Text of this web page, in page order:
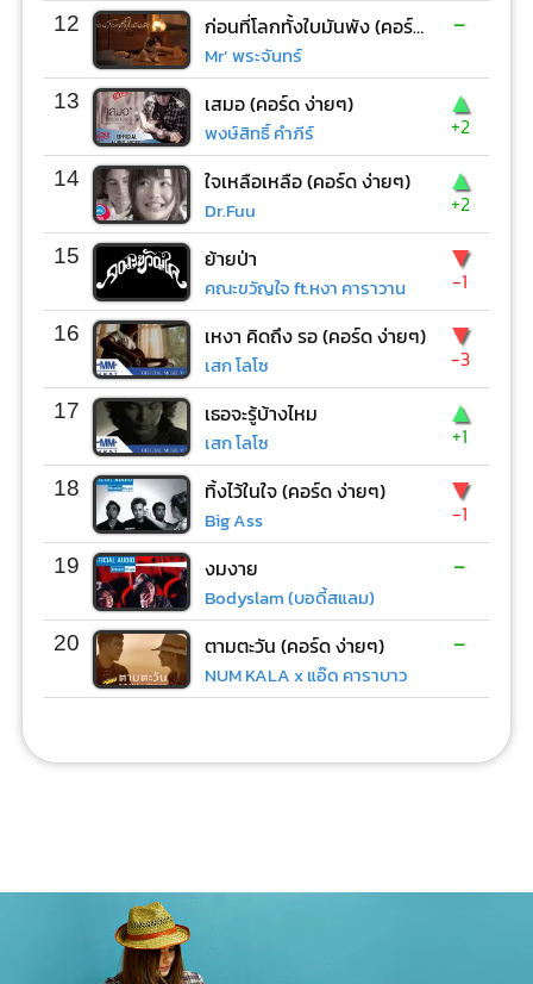
12 ก่อนที่โลกทั้งใบมันพัง (คอร์ด ง่ายๆ)
Mr’ พระจันทร์
-
13 เสมอ (คอร์ด ง่ายๆ)
พงษ์สิทธิ์ คำภีร์
▲
+2
14 ใจเหลือเหลือ (คอร์ด ง่ายๆ)
Dr.Fuu
▲
+2
15 ย้ายป่า
คณะขวัญใจ ft.หงา คาราวาน
▼
-1
16 เหงา คิดถึง รอ (คอร์ด ง่ายๆ)
เสก โลโซ
▼
-3
17 เธอจะรู้บ้างไหม
เสก โลโซ
▲
+1
18 ทิ้งไว้ในใจ (คอร์ด ง่ายๆ)
Big Ass
▼
-1
19 งมงาย
Bodyslam (บอดี้สแลม)
-
20 ตามตะวัน (คอร์ด ง่ายๆ)
NUM KALA x แอ๊ด คาราบาว
-